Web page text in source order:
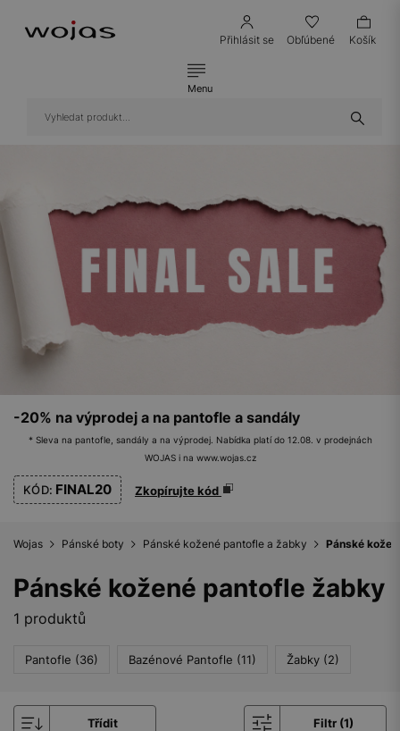
Přihlásit se Obľúbené Košík
Menu
-20% na výprodej a na pantofle a sandály
* Sleva na pantofle, sandály a na výprodej. Nabídka platí do 12.08. v prodejnách
WOJAS i na www.wojas.cz
KÓD: FINAL20 Zkopírujte kód
Wojas Pánské boty Pánské kožené pantofle a žabky Pánské
Pánské kožené pantofle žabky
1 produktů
Pantofle (36) Bazénové Pantofle (11) Žabky (2)
Třídit Filtr (1)